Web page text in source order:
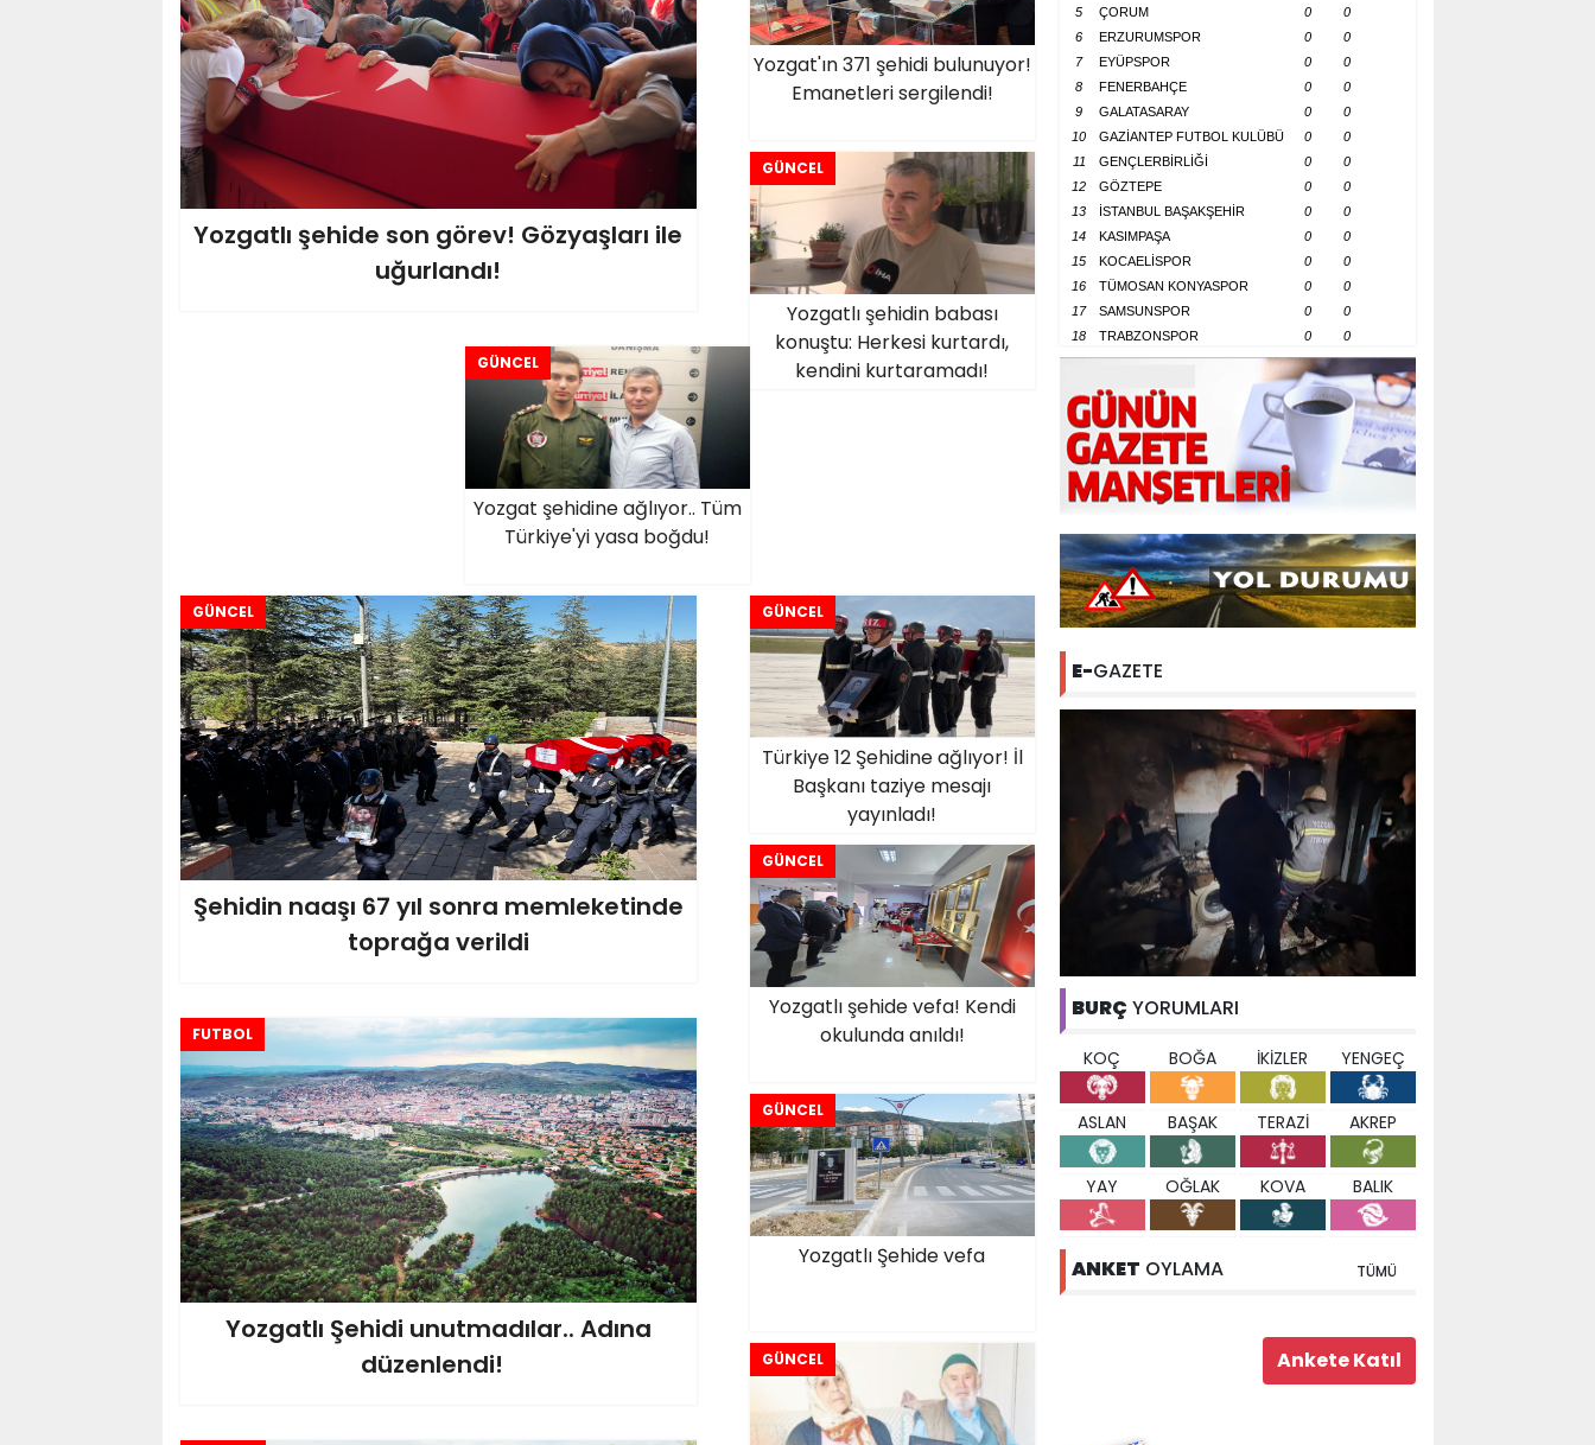
Yozgat'ın 371 şehidi bulunuyor!
Emanetleri sergilendi!
Yozgatlı şehide son görev! Gözyaşları ile
uğurlandı!
GÜNCEL
Yozgatlı şehidin babası
konuştu: Herkesi kurtardı,
kendini kurtaramadı!
GÜNCEL
Yozgat şehidine ağlıyor.. Tüm
Türkiye'yi yasa boğdu!
GÜNCEL
Şehidin naaşı 67 yıl sonra memleketinde
toprağa verildi
GÜNCEL
Türkiye 12 Şehidine ağlıyor! İl
Başkanı taziye mesajı
yayınladı!
GÜNCEL
Yozgatlı şehide vefa! Kendi
okulunda anıldı!
FUTBOL
Yozgatlı Şehidi unutmadılar.. Adına
düzenlendi!
GÜNCEL
Yozgatlı Şehide vefa
GÜNCEL
5
ÇORUM 0
0
6
ERZURUMSPOR 0
0
7
EYÜPSPOR 0
0
8
FENERBAHÇE 0
0
9
GALATASARAY 0
0
10
GAZİANTEP FUTBOL KULÜBÜ 0
0
11
GENÇLERBİRLİĞİ 0
0
12
GÖZTEPE 0
0
13
İSTANBUL BAŞAKŞEHİR 0
0
14
KASIMPAŞA 0
0
15
KOCAELİSPOR 0
0
16
TÜMOSAN KONYASPOR 0
0
17
SAMSUNSPOR 0
0
18
TRABZONSPOR 0 0
E-GAZETE
BURÇ YORUMLARI
KOÇ BOĞA İKİZLER YENGEÇ
ASLAN BAŞAK TERAZİ AKREP
YAY OĞLAK KOVA BALIK
ANKET OYLAMA TÜMÜ